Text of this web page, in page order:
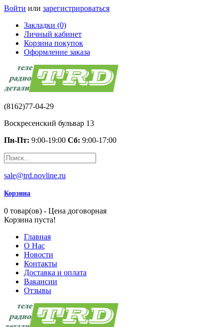
Войти или зарегистрироваться
Закладки (0)
Личный кабинет
Корзина покупок
Оформление заказа
(8162)77-04-29
Воскресенский бульвар 13
Пн-Пт: 9:00-19:00 Сб: 9:00-17:00
sale@trd.novline.ru
Корзина
0 товар(ов) - Цена договорная
Корзина пуста!
Главная
О Нас
Новости
Контакты
Доставка и оплата
Вакансии
Отзывы